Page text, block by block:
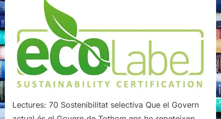
Lectures: 70 Sostenibilitat selectiva Que el Govern